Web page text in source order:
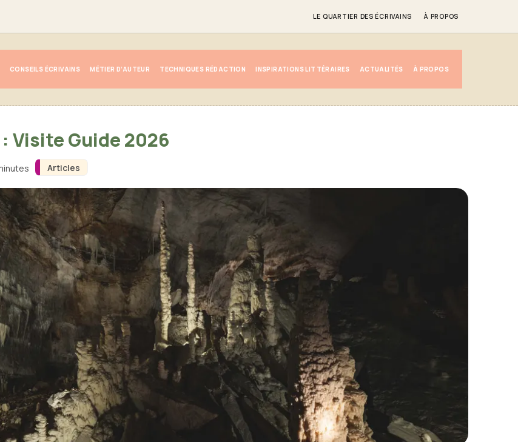
LE QUARTIER DES ÉCRIVAINS À PROPOS
CONSEILS ÉCRIVAINS MÉTIER D’AUTEUR TECHNIQUES RÉDACTION INSPIRATIONS LITTÉRAIRES ACTUALITÉS À PROPOS
Articles
Visite Guide 2026